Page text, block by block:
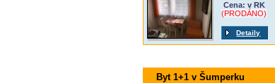
Cena: v RK
(PRODÁNO)
Detaily
Byt 1+1 v Šumperku